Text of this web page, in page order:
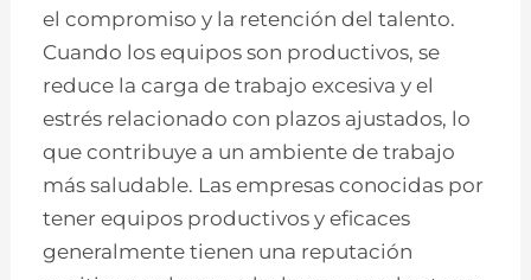
el compromiso y la retención del talento.
Cuando los equipos son productivos, se
reduce la carga de trabajo excesiva y el
estrés relacionado con plazos ajustados, lo
que contribuye a un ambiente de trabajo
más saludable. Las empresas conocidas por
tener equipos productivos y eficaces
generalmente tienen una reputación